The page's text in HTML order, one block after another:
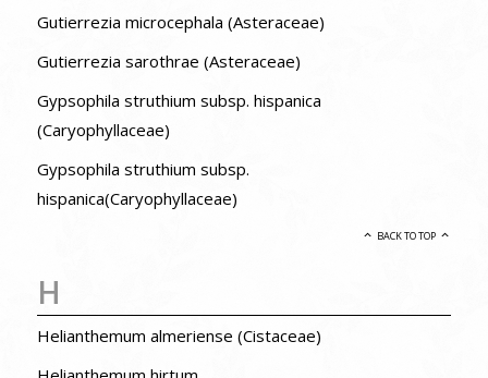
Gutierrezia microcephala (Asteraceae)
Gutierrezia sarothrae (Asteraceae)
Gypsophila struthium subsp. hispanica
(Caryophyllaceae)
Gypsophila struthium subsp.
hispanica(Caryophyllaceae)
BACK TO TOP
H
Helianthemum almeriense (Cistaceae)